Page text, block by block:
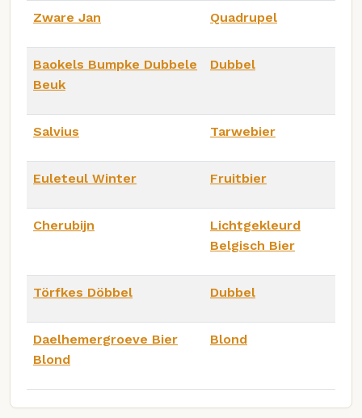
Zware Jan Quadrupel
Baokels Bumpke Dubbele
Beuk
Dubbel
Salvius Tarwebier
Euleteul Winter Fruitbier
Cherubijn
Lichtgekleurd
Belgisch Bier
Törfkes Döbbel Dubbel
Daelhemergroeve Bier
Blond
Blond